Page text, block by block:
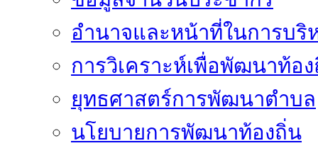
อำนาจและหน้าที่ในการบริ
การวิเคราะห์เพื่อพัฒนาท้อ
ยุทธศาสตร์การพัฒนาตำบล
นโยบายการพัฒนาท้องถิ่น